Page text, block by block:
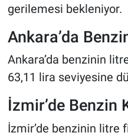
gerilemesi bekleniyor.
Ankara’da
Ankara’da benzinin
63,11 lira seviyesine
İzmir’de Benzin
İzmir’de benzinin litre